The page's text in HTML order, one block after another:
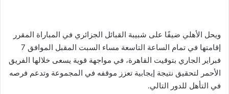
ويحل الأهلي ضيفًا على شبيبة القبائل الجزائري في المباراة المقرر
إقامتها في تمام الساعة التاسعة مساء السبت المقبل الموافق 7
فبراير الجاري بتوقيت القاهرة، في مواجهة قوية يسعى خلالها الفريق
الأحمر لتحقيق نتيجة إيجابية تعزز موقفه في المجموعة وتدعم فرصه
في التأهل للدور التالي.